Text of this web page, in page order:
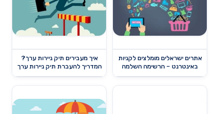
אתרים ישראלים מומלצים לקניות
באינטרנט – הרשימה השלמה
איך מעבירים תיק ניירות ערך?
המדריך להעברת תיק ניירות ערך